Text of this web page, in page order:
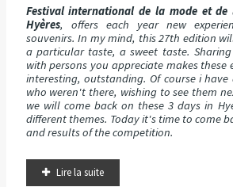
Festival international de la mode et
Hyères, offers each year new
souvenirs. In my mind, this 27th edition
a particular taste, a sweet taste.
with persons you appreciate makes these
interesting, outstanding. Of course i
who weren't there, wishing to see them
we will come back on these 3 days in
different themes. Today it's time to come
and results of the competition.
Lire la suite